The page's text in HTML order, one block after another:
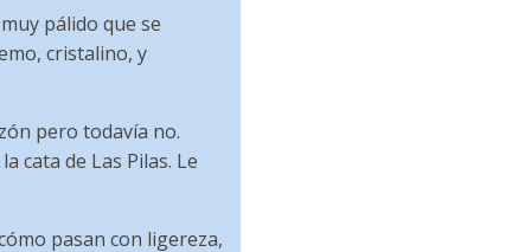
pálido que se
cristalino, y
pero todavía no.
cata de Las Pilas. Le
pasan con ligereza,